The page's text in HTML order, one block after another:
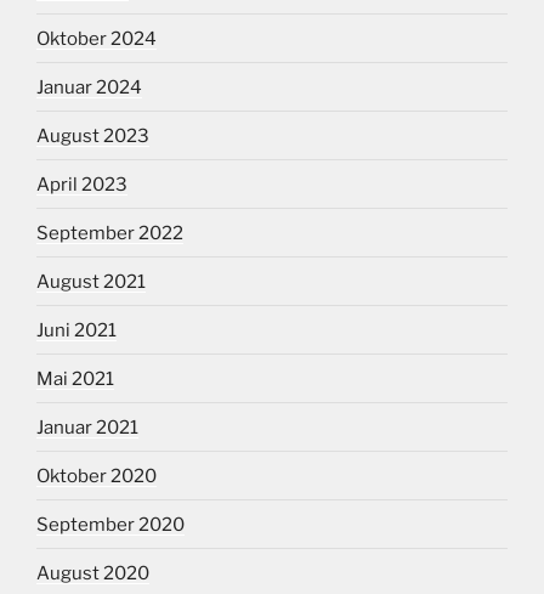
Oktober 2024
Januar 2024
August 2023
April 2023
September 2022
August 2021
Juni 2021
Mai 2021
Januar 2021
Oktober 2020
September 2020
August 2020